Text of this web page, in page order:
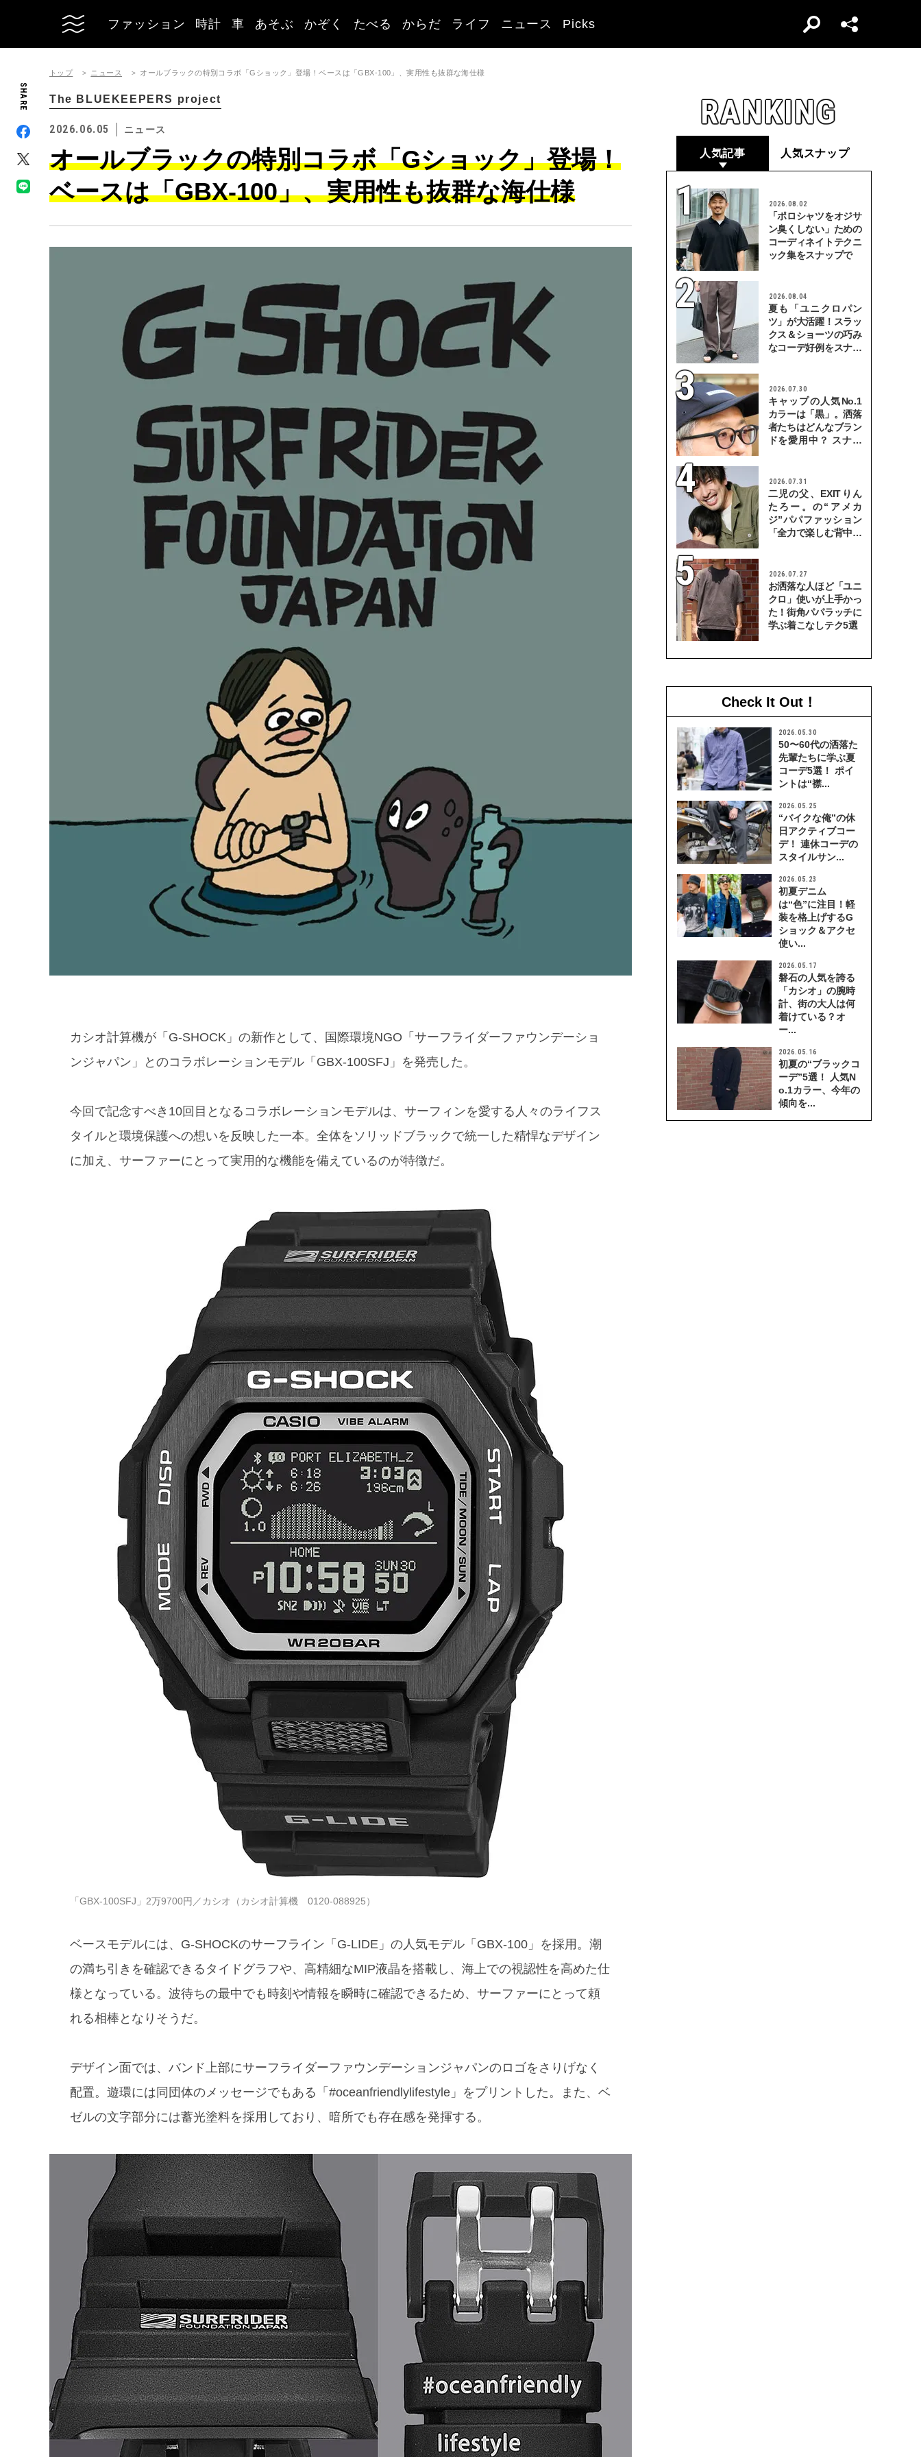
ファッション 時計 車 あそぶ かぞく たべる からだ ライフ ニュース Picks
SHARE
トップ ニュース オールブラックの特別コラボ「Gショック」登場！ベースは「GBX-100」、実用性も抜群な海仕様
The BLUEKEEPERS project
2026.06.05 ニュース
オールブラックの特別コラボ「Gショック」登場！
ベースは「GBX-100」、実用性も抜群な海仕様
カシオ計算機が「G-SHOCK」の新作として、国際環境NGO「サーフライダーファウンデーショ
ンジャパン」とのコラボレーションモデル「GBX-100SFJ」を発売した。
今回で記念すべき10回目となるコラボレーションモデルは、サーフィンを愛する人々のライフス
タイルと環境保護への想いを反映した一本。全体をソリッドブラックで統一した精悍なデザイン
に加え、サーファーにとって実用的な機能を備えているのが特徴だ。
「GBX-100SFJ」2万9700円／カシオ（カシオ計算機 0120-088925）
ベースモデルには、G-SHOCKのサーフライン「G-LIDE」の人気モデル「GBX-100」を採用。潮
の満ち引きを確認できるタイドグラフや、高精細なMIP液晶を搭載し、海上での視認性を高めた仕
様となっている。波待ちの最中でも時刻や情報を瞬時に確認できるため、サーファーにとって頼
れる相棒となりそうだ。
デザイン面では、バンド上部にサーフライダーファウンデーションジャパンのロゴをさりげなく
配置。遊環には同団体のメッセージでもある「#oceanfriendlylifestyle」をプリントした。また、ベ
ゼルの文字部分には蓄光塗料を採用しており、暗所でも存在感を発揮する。
RANKING
人気記事 人気スナップ
2026.08.02
「ポロシャツをオジサ
ン臭くしない」ための
コーディネイトテクニ
ック集をスナップで
2026.08.04
夏も「ユニクロパン
ツ」が大活躍！スラッ
クス＆ショーツの巧み
なコーデ好例をスナッ
2026.07.30
キャップの人気No.1
カラーは「黒」。洒落
者たちはどんなブラン
ドを愛用中？ スナッ
2026.07.31
二児の父、EXITりん
たろー。の“アメカ
ジ”パパファッション
「全力で楽しむ背中を
2026.07.27
お洒落な人ほど「ユニ
クロ」使いが上手かっ
た！街角パパラッチに
学ぶ着こなしテク5選
Check It Out！
2026.05.30
50〜60代の洒落た
先輩たちに学ぶ夏
コーデ5選！ ポイ
ントは“襟...
2026.05.25
“バイクな俺”の休
日アクティブコー
デ！ 連休コーデの
スタイルサン...
2026.05.23
初夏デニム
は“色”に注目！軽
装を格上げするG
ショック＆アクセ
使い...
2026.05.17
磐石の人気を誇る
「カシオ」の腕時
計、街の大人は何
着けている？オ
ー...
2026.05.16
初夏の“ブラックコ
ーデ”5選！ 人気N
o.1カラー、今年の
傾向を...